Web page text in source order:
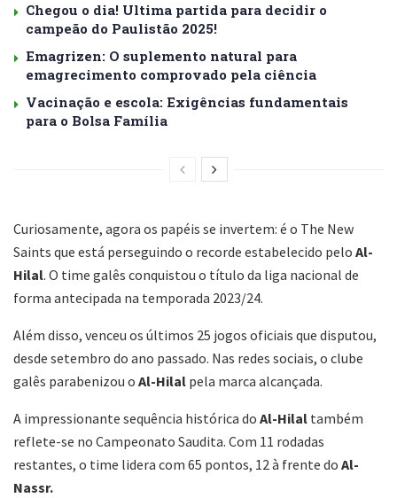
Chegou o dia! Ultima partida para decidir o
campeão do Paulistão 2025!
Emagrizen: O suplemento natural para
emagrecimento comprovado pela ciência
Vacinação e escola: Exigências fundamentais
para o Bolsa Família
Curiosamente, agora os papéis se invertem: é o The New
Saints que está perseguindo o recorde estabelecido pelo Al-
Hilal. O time galês conquistou o título da liga nacional de
forma antecipada na temporada 2023/24.
Além disso, venceu os últimos 25 jogos oficiais que disputou,
desde setembro do ano passado. Nas redes sociais, o clube
galês parabenizou o Al-Hilal pela marca alcançada.
A impressionante sequência histórica do Al-Hilal também
reflete-se no Campeonato Saudita. Com 11 rodadas
restantes, o time lidera com 65 pontos, 12 à frente do Al-
Nassr.